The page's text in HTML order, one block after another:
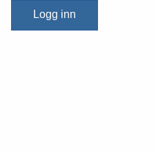
Logg inn